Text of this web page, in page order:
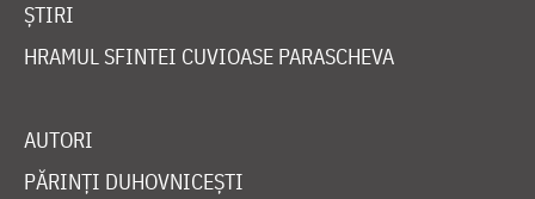
ȘTIRI
HRAMUL SFINTEI CUVIOASE PARASCHEVA
AUTORI
PĂRINȚI DUHOVNICEȘTI